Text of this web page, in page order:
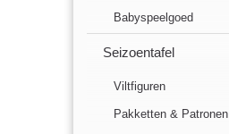
Babyspeelgoed
Seizoentafel
Viltfiguren
Pakketten & Patronen